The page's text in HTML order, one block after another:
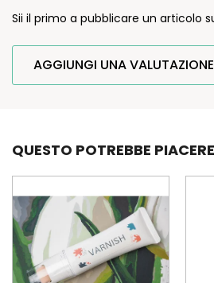
Sii il primo a pubblicare un articolo
AGGIUNGI UNA VALUTAZIONE
QUESTO POTREBBE